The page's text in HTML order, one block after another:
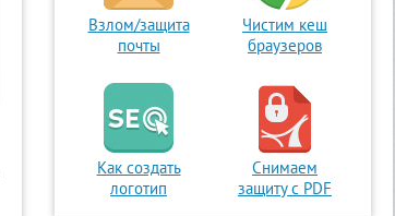
Взлом/защита
почты
Чистим кеш
браузеров
Как создать
логотип
Снимаем
защиту с PDF